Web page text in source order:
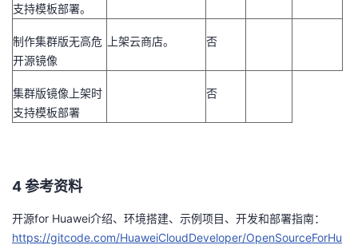
支持模板部署。
制作集群版无高危
开源镜像
上架云商店。 否
集群版镜像上架时
支持模板部署
否
4参考资料
开源for Huawei介绍、环境搭建、示例项目、开发和部署指南：
https://gitcode.com/HuaweiCloudDeveloper/OpenSourceForHu